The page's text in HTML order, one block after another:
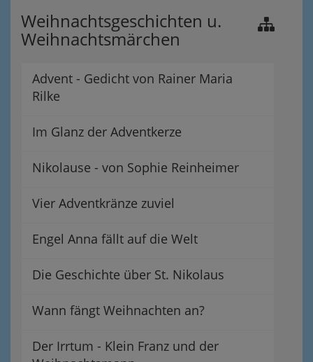
Weihnachtsgeschichten u.
Weihnachtsmärchen
Advent - Gedicht von Rainer Maria
Rilke
Im Glanz der Adventkerze
Nikolause - von Sophie Reinheimer
Vier Adventkränze zuviel
Engel Anna fällt auf die Welt
Die Geschichte über St. Nikolaus
Wann fängt Weihnachten an?
Der Irrtum - Klein Franz und der